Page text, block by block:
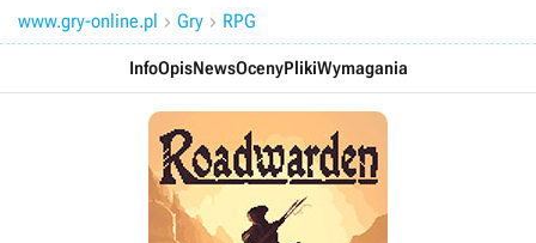
www.gry-online.pl  Gry  RPG
InfoOpisNewsOcenyPlikiWymagania